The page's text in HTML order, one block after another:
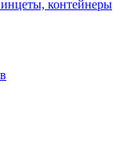
контейнеры